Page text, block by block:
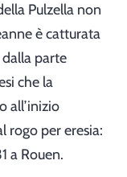
Pulzella non
è catturata
parte
che la
all’inizio
rogo per eresia:
a Rouen.